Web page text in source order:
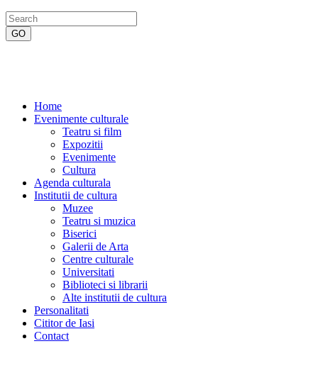
Home
Evenimente culturale
Teatru si film
Expozitii
Evenimente
Cultura
Agenda culturala
Institutii de cultura
Muzee
Teatru si muzica
Biserici
Galerii de Arta
Centre culturale
Universitati
Biblioteci si librarii
Alte institutii de cultura
Personalitati
Cititor de Iasi
Contact